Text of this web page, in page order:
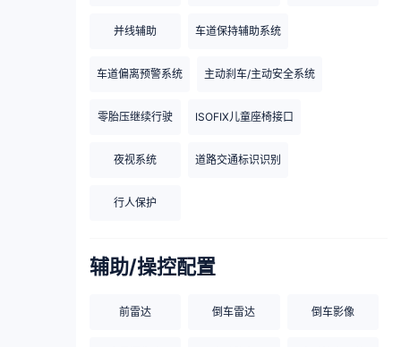
并线辅助 车道保持辅助系统
车道偏离预警系统 主动刹车/主动安全系统
零胎压继续行驶 ISOFIX儿童座椅接口
夜视系统 道路交通标识识别
行人保护
辅助/操控配置
前雷达 倒车雷达 倒车影像